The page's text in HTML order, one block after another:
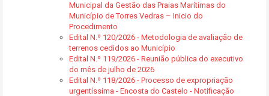
Municipal da Gestão das Praias Marítimas do
Município de Torres Vedras – Inicio do
Procedimento
Edital N.º 120/2026 - Metodologia de avaliação de
terrenos cedidos ao Município
Edital N.º 119/2026 - Reunião pública do executivo
do mês de julho de 2026
Edital N.º 118/2026 - Processo de expropriação
urgentíssima - Encosta do Castelo - Notificação